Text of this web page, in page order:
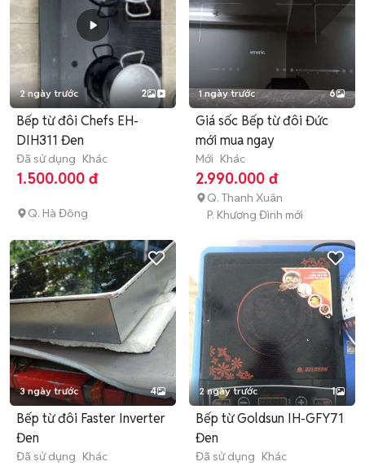
2 ngày trước 2
Bếp từ đôi Chefs EH-
DIH311 Đen
Đã sử dụng Khác
1.500.000 đ
Q. Hà Đông
1 ngày trước 6
Giá sốc Bếp từ đôi Đức
mới mua ngay
Mới Khác
2.990.000 đ
Q. Thanh Xuân
P. Khương Đình mới
3 ngày trước 4
Bếp từ đôi Faster Inverter
Đen
Đã sử dụng Khác
2 ngày trước 1
Bếp từ Goldsun IH-GFY71
Đen
Đã sử dụng Khác